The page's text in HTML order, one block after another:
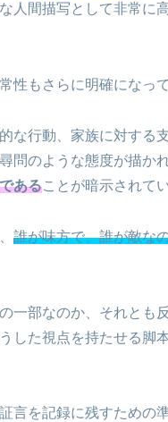
人間描写として非常に
性もさらに明確になっ
な行動、家族に対する
問のような態度が描かれ
あることが暗示されて
誰が味方で、誰が敵な
一部なのか、それとも
した視点を持たせる脚
言を記録に残すための